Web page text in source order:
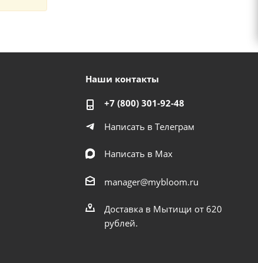
Наши контакты
+7 (800) 301-92-48
Написать в Телеграм
Написать в Мах
manager@mybloom.ru
Доставка в Мытищи от 620
рублей.